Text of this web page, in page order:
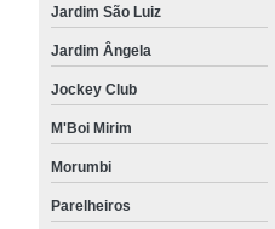
Jardim São Luiz
Jardim Ângela
Jockey Club
M'Boi Mirim
Morumbi
Parelheiros